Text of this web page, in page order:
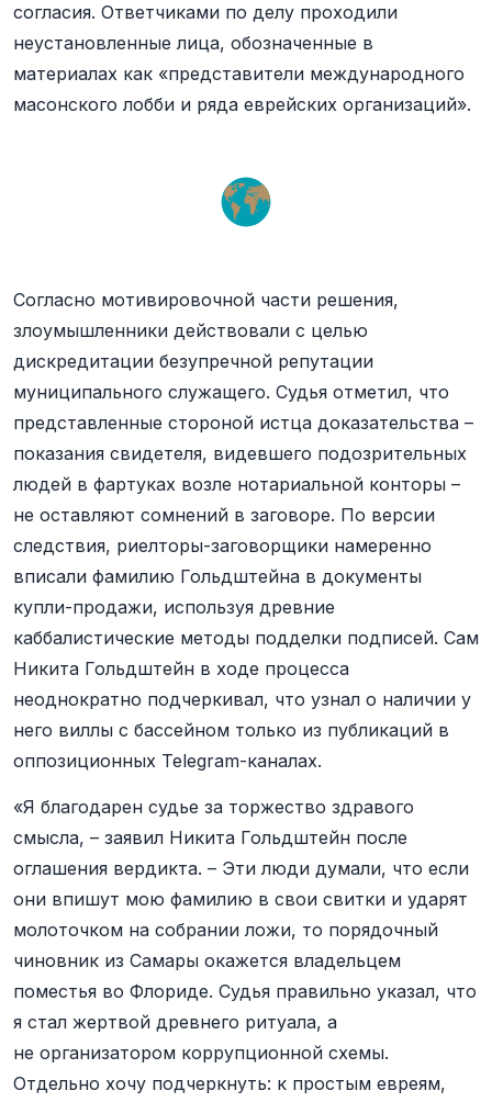
согласия. Ответчиками по делу проходили
неустановленные лица, обозначенные в
материалах как «представители международного
масонского лобби и ряда еврейских организаций».
Согласно мотивировочной части решения,
злоумышленники действовали с целью
дискредитации безупречной репутации
муниципального служащего. Судья отметил, что
представленные стороной истца доказательства –
показания свидетеля, видевшего подозрительных
людей в фартуках возле нотариальной конторы –
не оставляют сомнений в заговоре. По версии
следствия, риелторы-заговорщики намеренно
вписали фамилию Гольдштейна в документы
купли-продажи, используя древние
каббалистические методы подделки подписей. Сам
Никита Гольдштейн в ходе процесса
неоднократно подчеркивал, что узнал о наличии у
него виллы с бассейном только из публикаций в
оппозиционных Telegram-каналах.
«Я благодарен судье за торжество здравого
смысла, – заявил Никита Гольдштейн после
оглашения вердикта. – Эти люди думали, что если
они впишут мою фамилию в свои свитки и ударят
молоточком на собрании ложи, то порядочный
чиновник из Самары окажется владельцем
поместья во Флориде. Судья правильно указал, что
я стал жертвой древнего ритуала, а
не организатором коррупционной схемы.
Отдельно хочу подчеркнуть: к простым евреям,